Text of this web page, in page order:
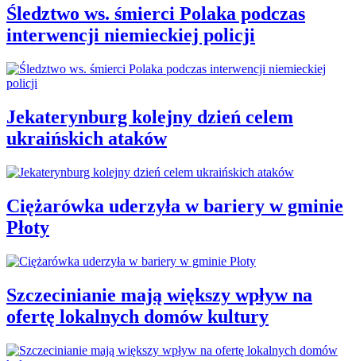
Śledztwo ws. śmierci Polaka podczas
interwencji niemieckiej policji
Jekaterynburg kolejny dzień celem
ukraińskich ataków
Ciężarówka uderzyła w bariery w gminie
Płoty
Szczecinianie mają większy wpływ na
ofertę lokalnych domów kultury